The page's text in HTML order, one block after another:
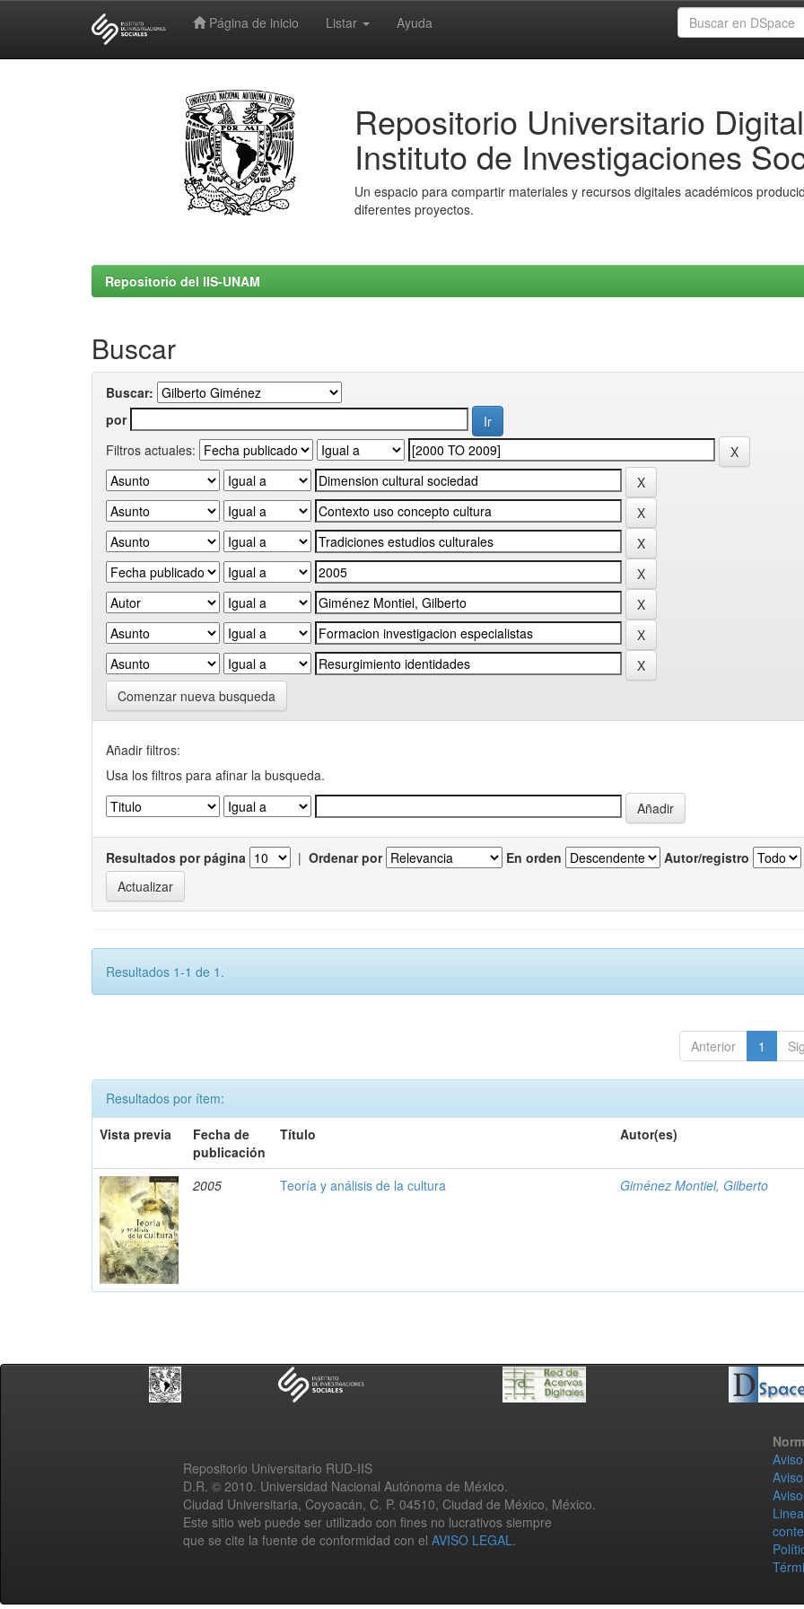
Página de inicio Listar Ayuda
Repositorio Universitario Digital
Instituto de Investigaciones
Un espacio para compartir materiales y recursos digitales académicos
diferentes proyectos.
Repositorio del IIS-UNAM
Buscar
Buscar:
por
Filtros actuales:
Comenzar nueva busqueda
Añadir filtros:
Usa los filtros para afinar la busqueda.
Resultados por página | Ordenar por En orden Autor/registro
Resultados 1-1 de 1.
Anterior 1
Resultados por ítem:
Vista previa
Fecha de
publicación
Título Autor(es)
2005 Teoría y análisis de la cultura Giménez Montiel, Gilberto
Repositorio Universitario RUD-IIS
D.R. © 2010. Universidad Nacional Autónoma de México.
Ciudad Universitaria, Coyoacán, C. P. 04510, Ciudad de México, México.
Este sitio web puede ser utilizado con fines no lucrativos siempre
que se cite la fuente de conformidad con el AVISO LEGAL.